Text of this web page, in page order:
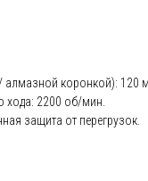
алмазной коронкой): 120
хода: 2200 об/мин.
защита от перегрузок.